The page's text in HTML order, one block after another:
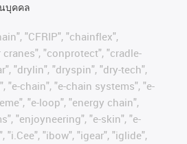
บุคคล
"CFRIP", "chainflex",
"conprotect", "cradle-
"drylin", "dryspin", "dry-tech",
"e-chain", "e-chain systems", "e-
"e-loop", "energy chain",
"enjoyneering", "e-skin", "e-
"i.Cee", "ibow", "igear", "iglide",